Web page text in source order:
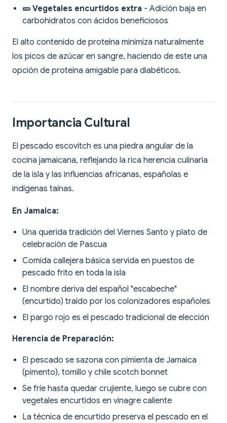
🥒 Vegetales encurtidos extra - Adición baja en
carbohidratos con ácidos beneficiosos
El alto contenido de proteína minimiza naturalmente
los picos de azúcar en sangre, haciendo de este una
opción de proteína amigable para diabéticos.
Importancia Cultural
El pescado escovitch es una piedra angular de la
cocina jamaicana, reflejando la rica herencia culinaria
de la isla y las influencias africanas, españolas e
indígenas taínas.
En Jamaica:
Una querida tradición del Viernes Santo y plato de
celebración de Pascua
Comida callejera básica servida en puestos de
pescado frito en toda la isla
El nombre deriva del español "escabeche"
(encurtido) traído por los colonizadores españoles
El pargo rojo es el pescado tradicional de elección
Herencia de Preparación:
El pescado se sazona con pimienta de Jamaica
(pimento), tomillo y chile scotch bonnet
Se fríe hasta quedar crujiente, luego se cubre con
vegetales encurtidos en vinagre caliente
La técnica de encurtido preserva el pescado en el